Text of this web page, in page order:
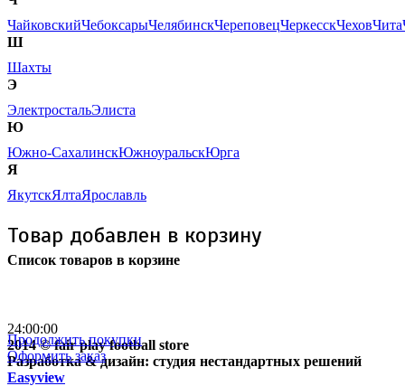
ЧайковскийЧебоксарыЧелябинскЧереповецЧеркесскЧеховЧита
Ш
Шахты
Э
ЭлектростальЭлиста
Ю
Южно-СахалинскЮжноуральскЮрга
Я
ЯкутскЯлтаЯрославль
Товар добавлен в корзину
Список товаров в корзине
Продолжить покупки
Оформить заказ
24:00:00
2014 © fair play football store
Разработка & дизайн: студия нестандартных решений
Easyview